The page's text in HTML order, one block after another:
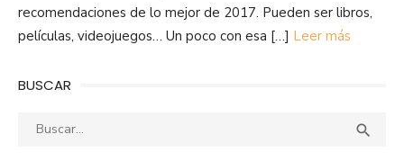
recomendaciones de lo mejor de 2017. Pueden ser libros,
películas, videojuegos… Un poco con esa […] Leer más
BUSCAR
Buscar: 